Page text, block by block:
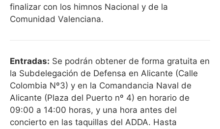
finalizar con los himnos Nacional y de la
Comunidad Valenciana.
Entradas: Se podrán obtener de forma gratuita en
la Subdelegación de Defensa en Alicante (Calle
Colombia Nº3) y en la Comandancia Naval de
Alicante (Plaza del Puerto nº 4) en horario de
09:00 a 14:00 horas, y una hora antes del
concierto en las taquillas del ADDA. Hasta